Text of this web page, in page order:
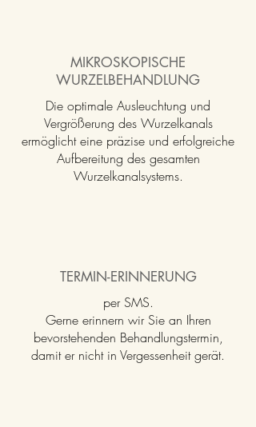
MIKROSKOPISCHE
WURZELBEHANDLUNG
Die optimale Ausleuchtung und
Vergrößerung des Wurzelkanals
ermöglicht eine präzise und erfolgreiche
Aufbereitung des gesamten
Wurzelkanalsystems.
TERMIN-ERINNERUNG
per SMS.
Gerne erinnern wir Sie an Ihren
bevorstehenden Behandlungstermin,
damit er nicht in Vergessenheit gerät.